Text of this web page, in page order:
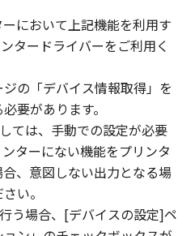
language,
decompile or otherwise
and you shall
to do so.
or delete any
or its licensors
including any
retain in all respects
intellectual property
において上記機能を利用す
タードライバーをご利用く
の「デバイス情報取得」を
要があります。
ては、手動での設定が必要
ターにない機能をプリンタ
、意図しない出力となる場
い。
う場合、[デバイスの設定]ペ